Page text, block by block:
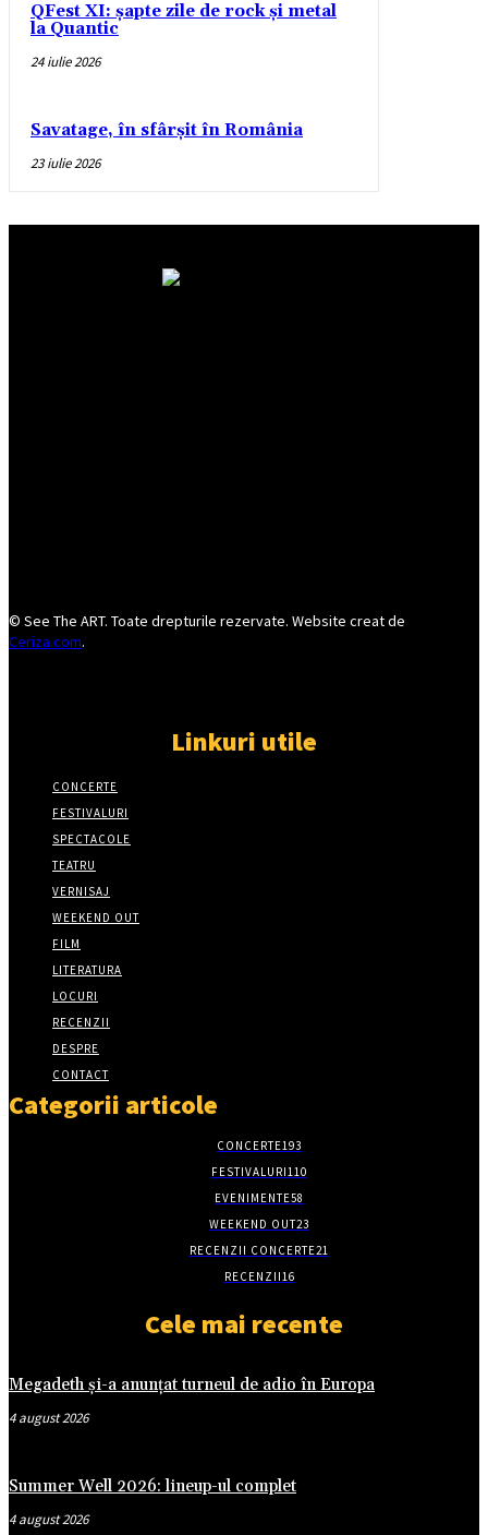
QFest XI: șapte zile de rock și metal
la Quantic
24 iulie 2026
Savatage, în sfârșit în România
23 iulie 2026
© See The ART. Toate drepturile rezervate. Website creat de
Ceriza.com.
Linkuri utile
CONCERTE
FESTIVALURI
SPECTACOLE
TEATRU
VERNISAJ
WEEKEND OUT
FILM
LITERATURA
LOCURI
RECENZII
DESPRE
CONTACT
Categorii articole
CONCERTE193
FESTIVALURI110
EVENIMENTE58
WEEKEND OUT23
RECENZII CONCERTE21
RECENZII16
Cele mai recente
Megadeth și-a anunțat turneul de adio în Europa
4 august 2026
Summer Well 2026: lineup-ul complet
4 august 2026